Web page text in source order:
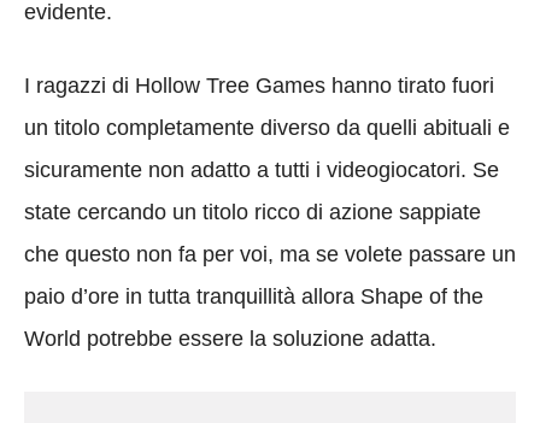
evidente.
I ragazzi di Hollow Tree Games hanno tirato fuori
un titolo completamente diverso da quelli abituali e
sicuramente non adatto a tutti i videogiocatori. Se
state cercando un titolo ricco di azione sappiate
che questo non fa per voi, ma se volete passare un
paio d’ore in tutta tranquillità allora Shape of the
World potrebbe essere la soluzione adatta.